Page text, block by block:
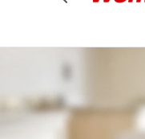
REGULACIJA